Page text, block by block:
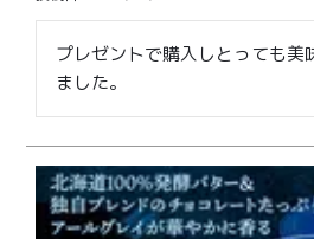
プレゼントで購入しとっても美
ました。